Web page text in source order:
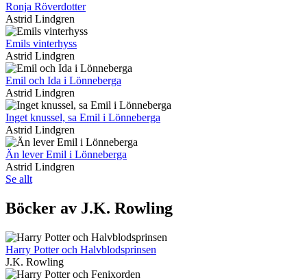
Ronja Röverdotter
Astrid Lindgren
Emils vinterhyss
Astrid Lindgren
Emil och Ida i Lönneberga
Astrid Lindgren
Inget knussel, sa Emil i Lönneberga
Astrid Lindgren
Än lever Emil i Lönneberga
Astrid Lindgren
Se allt
Böcker av J.K. Rowling
Harry Potter och Halvblodsprinsen
J.K. Rowling